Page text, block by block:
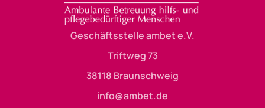
Geschäftsstelle ambet e.V.
Triftweg 73
38118 Braunschweig
info@ambet.de